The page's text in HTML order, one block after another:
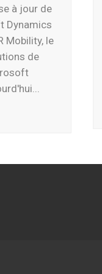
à jour de
Dynamics
Mobility, le
de